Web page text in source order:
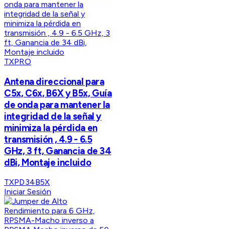
TXPRO
Antena direccional para
C5x, C6x, B6X y B5x, Guía
de onda para mantener la
integridad de la señal y
minimiza la pérdida en
transmisión , 4.9 - 6.5
GHz, 3 ft, Ganancia de 34
dBi, Montaje incluido
TXPD34B5X
Iniciar Sesión